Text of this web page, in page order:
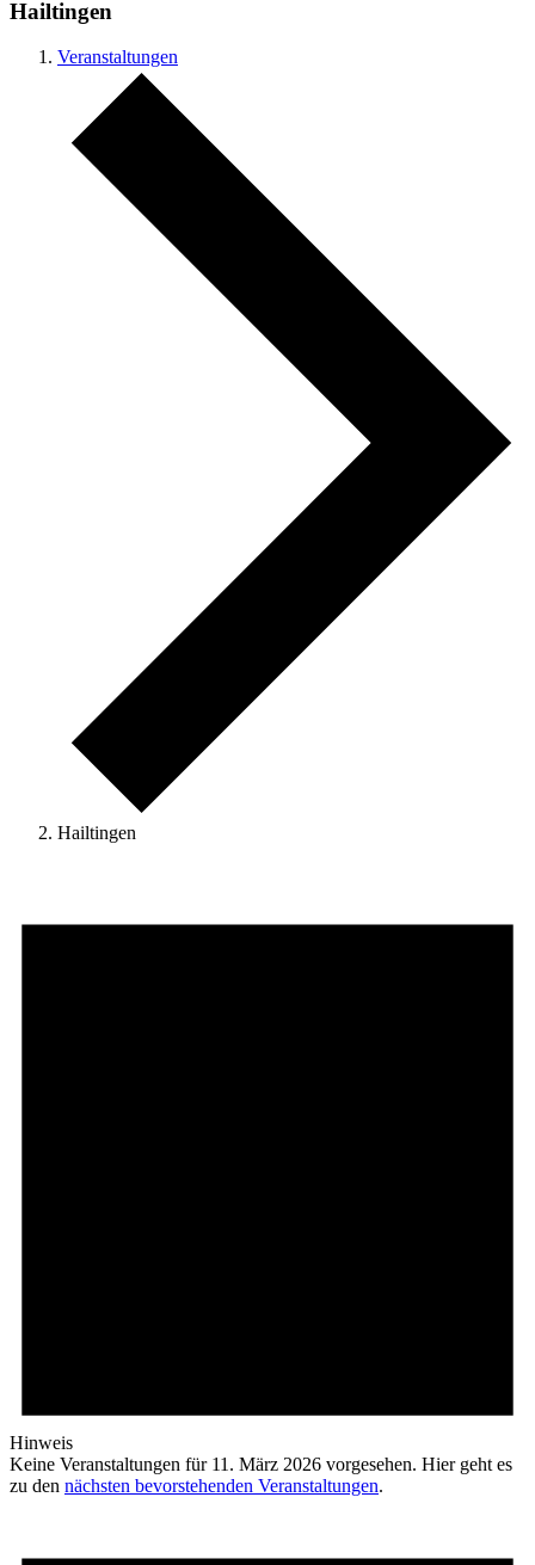
Hailtingen
Veranstaltungen
Hailtingen
Hinweis
Keine Veranstaltungen für 11. März 2026 vorgesehen. Hier geht es
zu den nächsten bevorstehenden Veranstaltungen.